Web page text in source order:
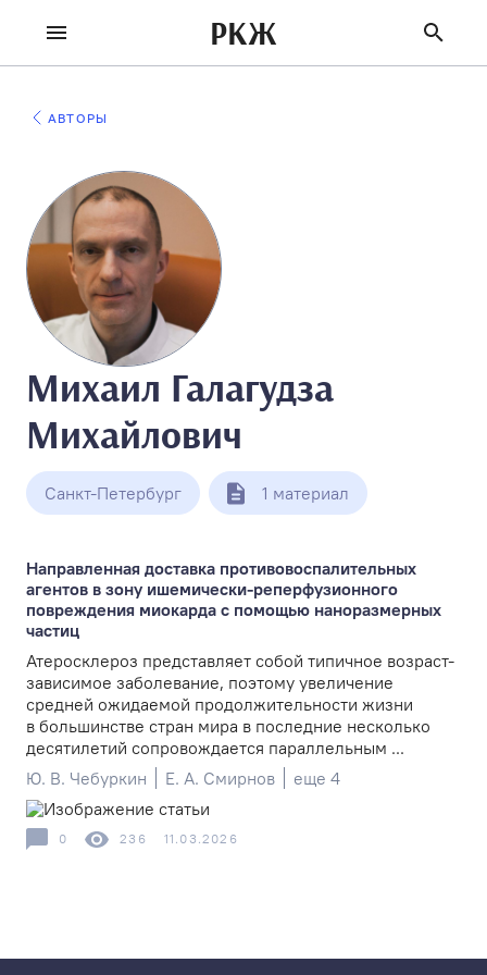
РКЖ
АВТОРЫ
Михаил Галагудза
Михайлович
Санкт-Петербург 1 материал
Направленная доставка противовоспалительных
агентов в зону ишемически-­реперфузионного
повреждения миокарда с помощью наноразмерных
частиц
Атеросклероз представляет собой типичное возраст-
зависимое заболевание, поэтому увеличение
средней ожидаемой продолжительности жизни
в большинстве стран мира в последние несколько
десятилетий сопровождается параллельным ...
Ю. В. Чебуркин
Е. А. Смирнов еще 4
0 236 11.03.2026